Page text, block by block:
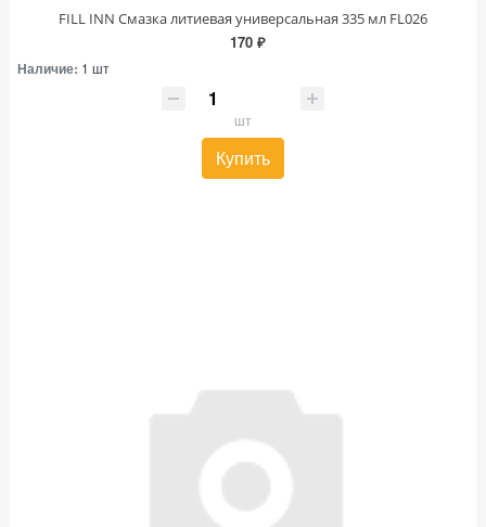
FILL INN Смазка литиевая универсальная 335 мл FL026
170 ₽
Наличие: 1 шт
шт
Купить